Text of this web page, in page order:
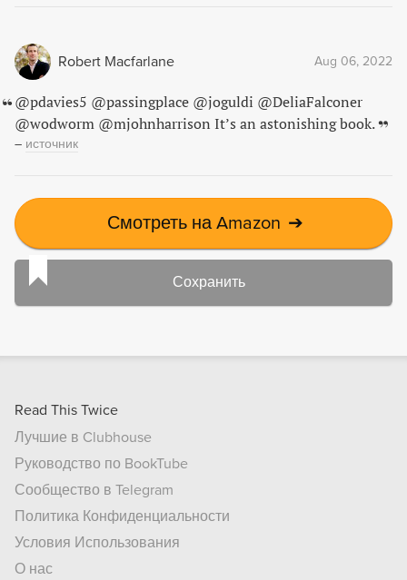
Robert Macfarlane Aug 06, 2022
@pdavies5 @passingplace @joguldi @DeliaFalconer
@wodworm @mjohnharrison It’s an astonishing book.
– источник
Смотреть на Amazon ➔
Сохранить
Read This Twice
Лучшие в Clubhouse
Руководство по BookTube
Сообщество в Telegram
Политика Конфиденциальности
Условия Использования
О нас